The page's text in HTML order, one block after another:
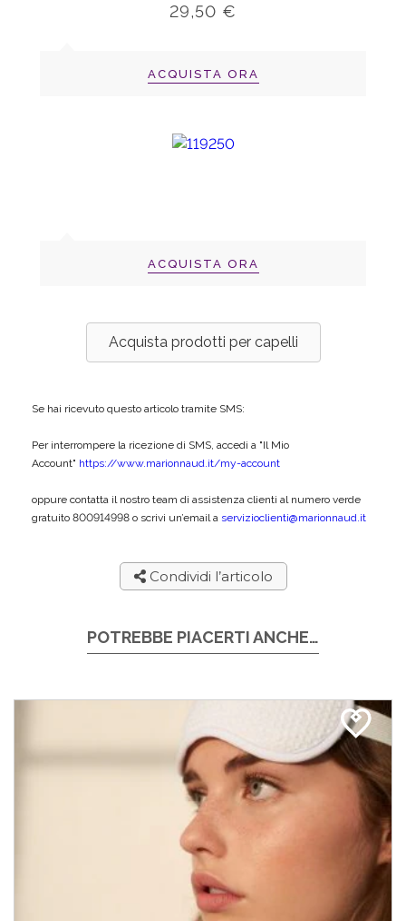
29,50 €
ACQUISTA ORA
ACQUISTA ORA
Acquista prodotti per capelli
Se hai ricevuto questo articolo tramite SMS:
Per interrompere la ricezione di SMS, accedi a "Il Mio
Account" https://www.marionnaud.it/my-account
oppure contatta il nostro team di assistenza clienti al numero verde
gratuito 800914998 o scrivi un’email a servizioclienti@marionnaud.it
Condividi l’articolo
POTREBBE PIACERTI ANCHE…